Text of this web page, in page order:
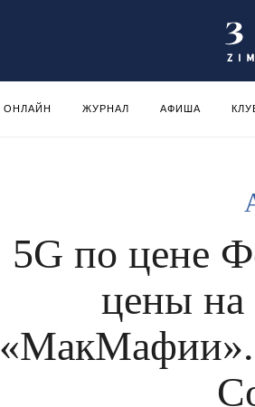
ОНЛАЙН ЖУРНАЛ АФИША
5G по цене
цены на
«МакМафии».